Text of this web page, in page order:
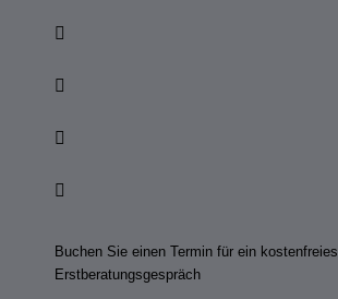
Buchen Sie einen Termin für ein kostenfreies
Erstberatungsgespräch